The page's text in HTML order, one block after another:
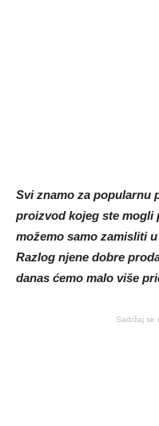
Svi znamo za popularnu
proizvod kojeg ste mogli
možemo samo zamisliti
Razlog njene dobre
danas ćemo malo više
Sadržaj se